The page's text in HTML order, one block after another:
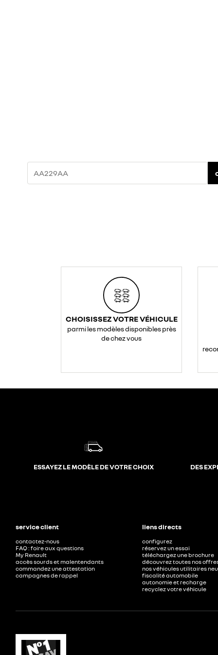
CHOISISSEZ VOTRE VÉHICULE
parmi les modèles disponibles près
de chez vous
ESSAYEZ LE MODÈLE DE VOTRE CHOIX DES
service client
contactez-nous
FAQ : foire aux questions
My Renault
accès sourds et malentendants
commandez une attestation
campagnes de rappel
liens directs
configurez
réservez un essai
téléchargez une brochure
découvrez toutes nos
nos véhicules utilitaires
fiscalité automobile
autonomie et recharge
recyclez votre véhicule